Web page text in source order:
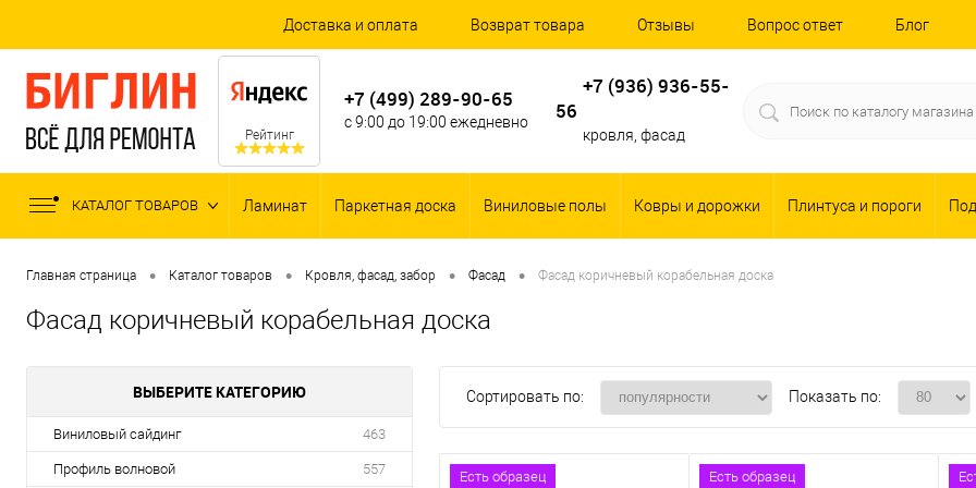
Доставка и оплата Возврат товара Отзывы Вопрос ответ Блог
Рейтинг
+7 (499) 289-90-65
с 9:00 до 19:00 ежедневно
+7 (936) 936-55-
56
кровля, фасад
КАТАЛОГ ТОВАРОВ Ламинат Паркетная доска Виниловые полы Ковры и дорожки Плинтуса и пороги
Главная страница • Каталог товаров • Кровля, фасад, забор • Фасад • Фасад коричневый корабельная доска
Фасад коричневый корабельная доска
ВЫБЕРИТЕ КАТЕГОРИЮ
Виниловый сайдинг 463
Профиль волновой 557
Сортировать по: Показать по:
Есть образец Есть образец